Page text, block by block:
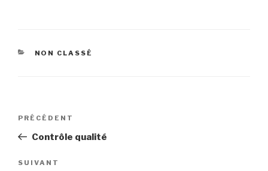
CATÉGORIES
NON CLASSÉ
Navigation
l’article
Article
précédent
PRÉCÉDENT
Contrôle qualité
Article
SUIVANT